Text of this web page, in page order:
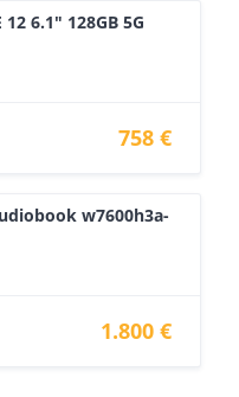
12 6.1" 128GB 5G
758 €
w7600h3a-
1.800 €